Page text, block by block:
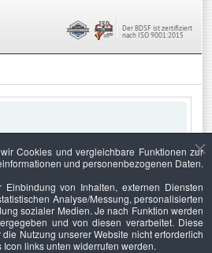
Der BDSF ist zertifiziert
nach ISO 9001:2015
Cookies und vergleichbare Funktionen zur
und personenbezogenen Daten.
von Inhalten, externen Diensten
Analyse/Messung, personalisierten
sozialer Medien. Je nach Funktion werden
und von diesen verarbeitet. Diese
Nutzung unserer Website nicht erforderlich
links unten widerrufen werden.